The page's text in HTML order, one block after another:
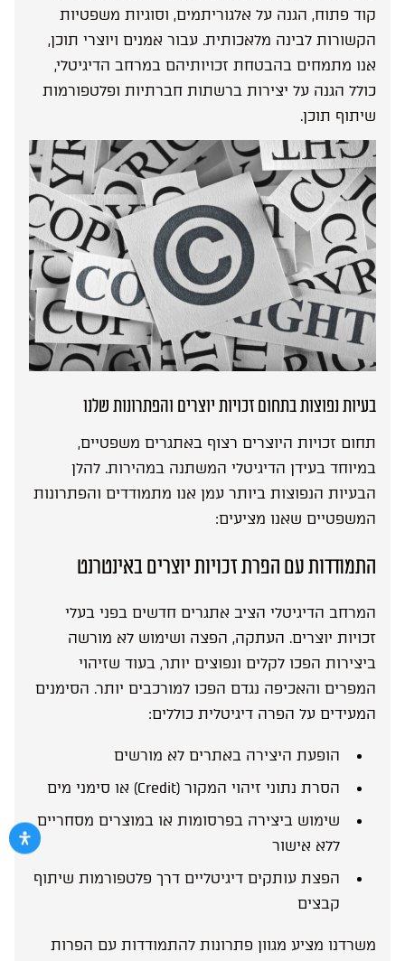
קוד פתוח, הגנה על אלגוריתמים, וסוגיות משפטיות
הקשורות לבינה מלאכותית. עבור אמנים ויוצרי תוכן,
אנו מתמחים בהבטחת זכויותיהם במרחב הדיגיטלי,
כולל הגנה על יצירות ברשתות חברתיות ופלטפורמות
שיתוף תוכן.
בעיות נפוצות בתחום זכויות יוצרים והפתרונות שלנו
תחום זכויות היוצרים רצוף באתגרים משפטיים,
במיוחד בעידן הדיגיטלי המשתנה במהירות. להלן
הבעיות הנפוצות ביותר עמן אנו מתמודדים והפתרונות
המשפטיים שאנו מציעים:
התמודדות עם הפרת זכויות יוצרים באינטרנט
המרחב הדיגיטלי הציב אתגרים חדשים בפני בעלי
זכויות יוצרים. העתקה, הפצה ושימוש לא מורשה
ביצירות הפכו לקלים ונפוצים יותר, בעוד שזיהוי
המפרים והאכיפה נגדם הפכו למורכבים יותר. הסימנים
המעידים על הפרה דיגיטלית כוללים:
הופעת היצירה באתרים לא מורשים
הסרת נתוני זיהוי המקור (Credit) או סימני מים
שימוש ביצירה בפרסומות או במוצרים מסחריים
ללא אישור
הפצת עותקים דיגיטליים דרך פלטפורמות שיתוף
קבצים
משרדנו מציע מגוון פתרונות להתמודדות עם הפרות